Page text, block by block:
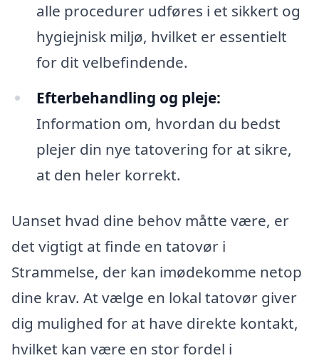
alle procedurer udføres i et sikkert og
hygiejnisk miljø, hvilket er essentielt
for dit velbefindende.
Efterbehandling og pleje:
Information om, hvordan du bedst
plejer din nye tatovering for at sikre,
at den heler korrekt.
Uanset hvad dine behov måtte være, er
det vigtigt at finde en tatovør i
Strammelse, der kan imødekomme netop
dine krav. At vælge en lokal tatovør giver
dig mulighed for at have direkte kontakt,
hvilket kan være en stor fordel i